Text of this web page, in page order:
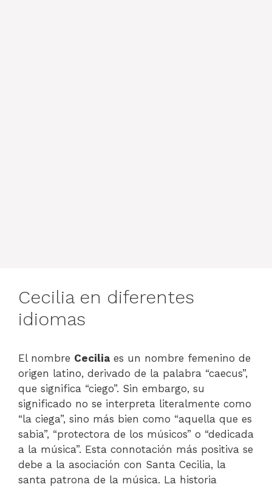
Cecilia en diferentes
idiomas
El nombre Cecilia es un nombre femenino de
origen latino, derivado de la palabra “caecus”,
que significa “ciego”. Sin embargo, su
significado no se interpreta literalmente como
“la ciega”, sino más bien como “aquella que es
sabia”, “protectora de los músicos” o “dedicada
a la música”. Esta connotación más positiva se
debe a la asociación con Santa Cecilia, la
santa patrona de la música. La historia